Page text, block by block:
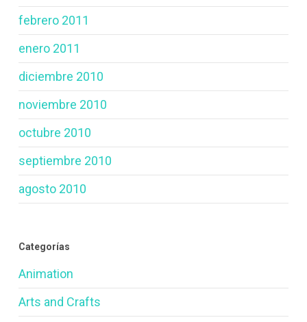
febrero 2011
enero 2011
diciembre 2010
noviembre 2010
octubre 2010
septiembre 2010
agosto 2010
Categorías
Animation
Arts and Crafts